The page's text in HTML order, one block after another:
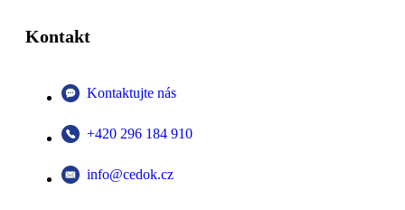
Kontakt
Kontaktujte nás
+420 296 184 910
info@cedok.cz